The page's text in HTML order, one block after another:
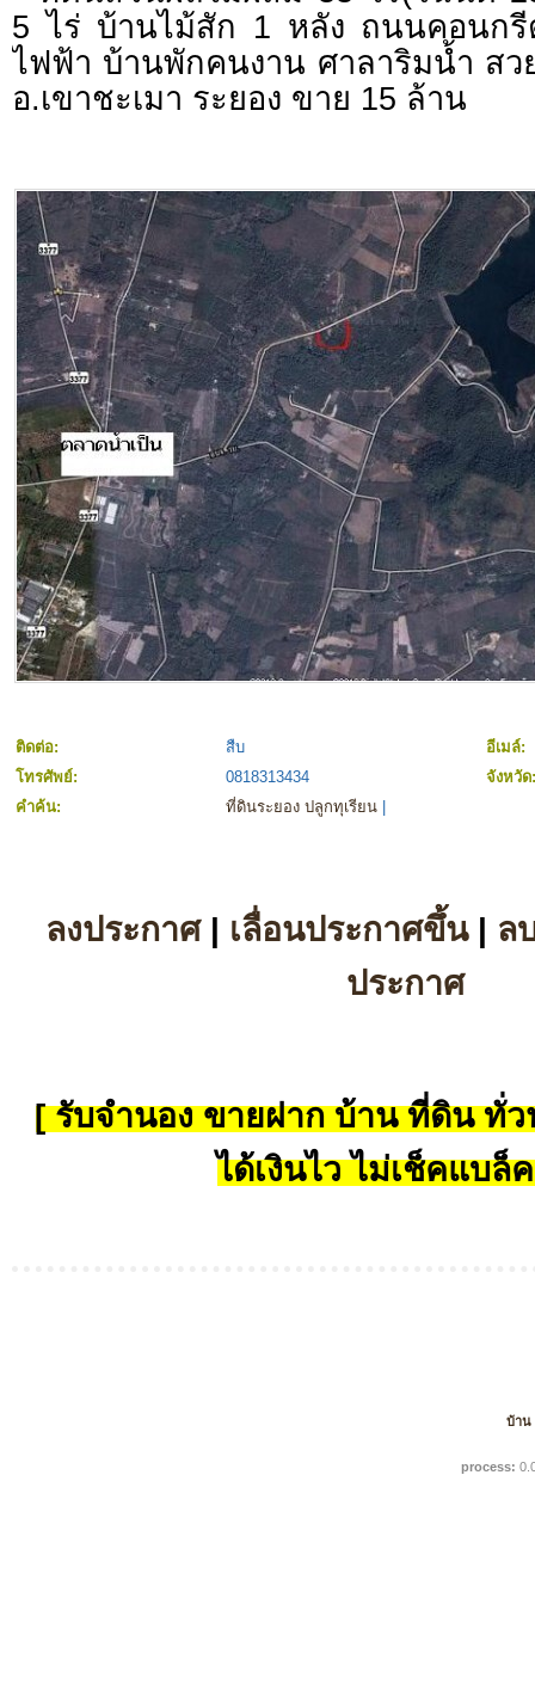
5 ไร่ บ้านไม้สัก 1 หลัง ถนนคอนกรี
ไฟฟ้า บ้านพักคนงาน ศาลาริมน้ำ สว
อ.เขาชะเมา ระยอง ขาย 15 ล้าน
ติดต่อ: สืบ
อีเมล์:
โทรศัพย์:
0818313434
จังหวั
คำค้น:
ที่ดินระยอง ปลูกทุเรียน
ลงประกาศ| เลื่อนประกาศขึ้น| ล
ประกาศ
[ รับจำนอง ขายฝาก บ้าน ที่ดิน ทั่ว
ได้เงินไว ไม่เช็คแบล็
บ้าน
process: